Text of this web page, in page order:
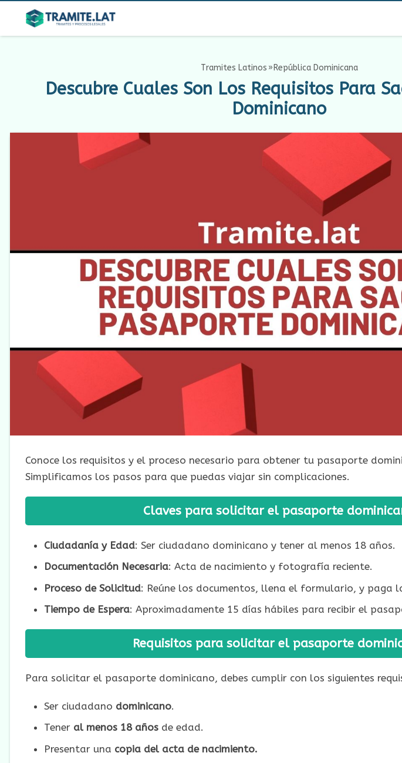
Tramites Latinos República Dominicana
Descubre Cuales Son Los Requisitos Para
Dominicano
Conoce los requisitos y el proceso necesario para obtener tu pasaporte
Simplificamos los pasos para que puedas viajar sin complicaciones.
Claves para solicitar el pasaporte
Ciudadanía y Edad: Ser ciudadano dominicano y tener al menos 18 años.
Documentación Necesaria: Acta de nacimiento y fotografía reciente.
Proceso de Solicitud: Reúne los documentos, llena el formulario, y paga
Tiempo de Espera: Aproximadamente 15 días hábiles para recibir el
Requisitos para solicitar el pasaporte
Para solicitar el pasaporte dominicano, debes cumplir con los siguientes
Ser ciudadano dominicano.
Tener al menos 18 añosde edad.
Presentar una copia del acta de nacimiento.